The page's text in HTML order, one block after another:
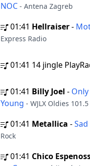
NOC - Antena Zagreb
01:41 Hellraiser-
Express Radio
01:41 14 jingle
01:41 Billy Joel -
Young - WJLX Oldies 101.5
01:41 Metallica -
Rock
01:41 Chico